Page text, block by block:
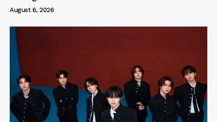
August 6, 2026